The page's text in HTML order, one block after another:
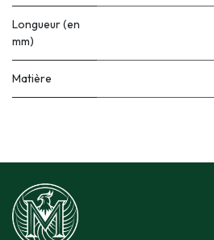
Longueur (en
mm)
Matière